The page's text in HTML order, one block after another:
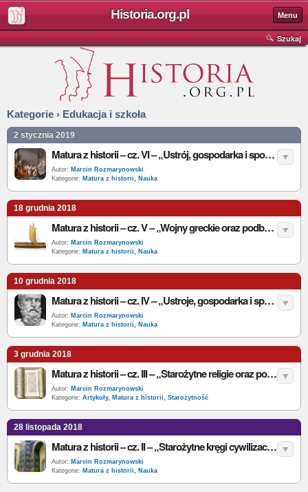
Historia.org.pl Menu
Szukaj
Kategorie › Edukacja i szkoła
2 stycznia 2019
Matura z historii – cz. VI – „Ustrój, gospodarka i społeczeństwo starożytnego Rzymu”
Autor: Marcin Rozmarynowski
Kategorie: Matura z historii, Nauka
18 grudnia 2018
Matura z historii – cz. V – „Wojny greckie oraz podboje Aleksandra Wielkiego”
Autor: Marcin Rozmarynowski
Kategorie: Matura z historii, Nauka
10 grudnia 2018
Matura z historii – cz. IV – „Ustroje, gospodarka i społeczeństwo starożytnej Grecji”
Autor: Marcin Rozmarynowski
Kategorie: Matura z historii, Nauka
3 grudnia 2018
Matura z historii – cz. III – „Starożytne religie oraz początek antycznej Grecji”
Autor: Marcin Rozmarynowski
Kategorie: Artykuły, Matura z historii, Starożytność
28 listopada 2018
Matura z historii – cz. II – „Starożytne kręgi cywilizacyjne”
Autor: Marcin Rozmarynowski
Kategorie: Matura z historii, Nauka